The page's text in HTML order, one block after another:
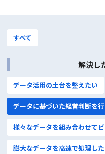
ご相談・お問合せ
すべて
解決し
データ活用の土台を整えたい
データに基づいた経営判断を
様々なデータを組み合わせて
膨⼤なデータを⾼速で処理し